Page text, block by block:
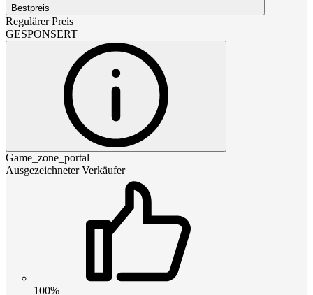
Bestpreis
Regulärer Preis
GESPONSERT
Game_zone_portal
Ausgezeichneter Verkäufer
100%